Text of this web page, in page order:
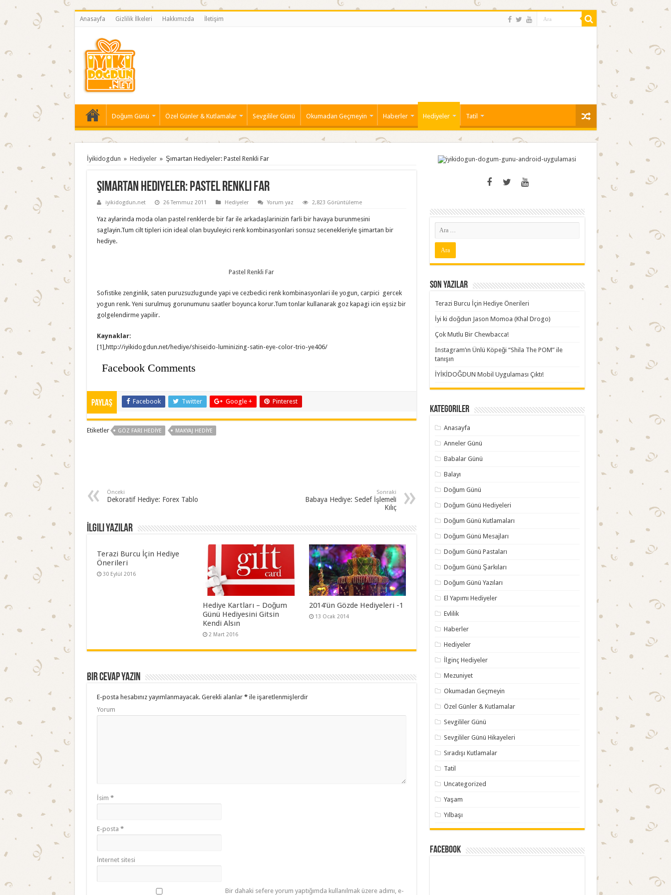
Anasayfa Gizlilik İlkeleri Hakkımızda İletişim
Doğum Günü Özel Günler & Kutlamalar Sevgililer Günü Okumadan Geçmeyin Haberler Hediyeler Tatil
İyikidogdun » Hediyeler » Şımartan Hediyeler: Pastel Renkli Far
Şımartan Hediyeler: Pastel Renkli Far
iyikidogdun.net 26 Temmuz 2011 Hediyeler Yorum yaz 2,823 Görüntüleme
Yaz aylarinda moda olan pastel renklerde bir far ile arkadaşlarinizin farli bir havaya burunmesini
saglayin.Tum cilt tipleri icin ideal olan buyuleyici renk kombinasyonlari sonsuz secenekleriyle şimartan bir
hediye.
Pastel Renkli Far
Sofistike zenginlik, saten puruzsuzlugunde yapi ve cezbedici renk kombinasyonlari ile yogun, carpici gercek
yogun renk. Yeni surulmuş gorunumunu saatler boyunca korur.Tum tonlar kullanarak goz kapagi icin eşsiz bir
golgelendirme yapilir.
Kaynaklar:
[1],http://iyikidogdun.net/hediye/shiseido-luminizing-satin-eye-color-trio-ye406/
Facebook Comments
Paylaş Facebook Twitter Google + Pinterest
Etiketler GÖZ FARI HEDIYE MAKYAJ HEDIYE
Önceki
Dekoratif Hediye: Forex Tablo
Sonraki
Babaya Hediye: Sedef İşlemeli
Kılıç
İlgili Yazılar
Terazi Burcu İçin Hediye
Önerileri
30 Eylül 2016
Hediye Kartları – Doğum
Günü Hediyesini Gitsin
Kendi Alsın
2 Mart 2016
2014’ün Gözde Hediyeleri -1
13 Ocak 2014
Bir cevap yazın
E-posta hesabınız yayımlanmayacak.Gerekli alanlar *ile işaretlenmişlerdir
Yorum
İsim *
E-posta *
İnternet sitesi
Bir dahaki sefere yorum yaptığımda kullanılmak üzere adımı, e-
Son Yazılar
Terazi Burcu İçin Hediye Önerileri
İyi ki doğdun Jason Momoa (Khal Drogo)
Çok Mutlu Bir Chewbacca!
Instagram’ın Ünlü Köpeği “Shila The POM” ile
tanışın
İYİKİDOĞDUN Mobil Uygulaması Çıktı!
Kategoriler
Anasayfa
Anneler Günü
Babalar Günü
Balayı
Doğum Günü
Doğum Günü Hediyeleri
Doğum Günü Kutlamaları
Doğum Günü Mesajları
Doğum Günü Pastaları
Doğum Günü Şarkıları
Doğum Günü Yazıları
El Yapımı Hediyeler
Evlilik
Haberler
Hediyeler
İlginç Hediyeler
Mezuniyet
Okumadan Geçmeyin
Özel Günler & Kutlamalar
Sevgililer Günü
Sevgililer Günü Hikayeleri
Sıradışı Kutlamalar
Tatil
Uncategorized
Yaşam
Yılbaşı
Facebook